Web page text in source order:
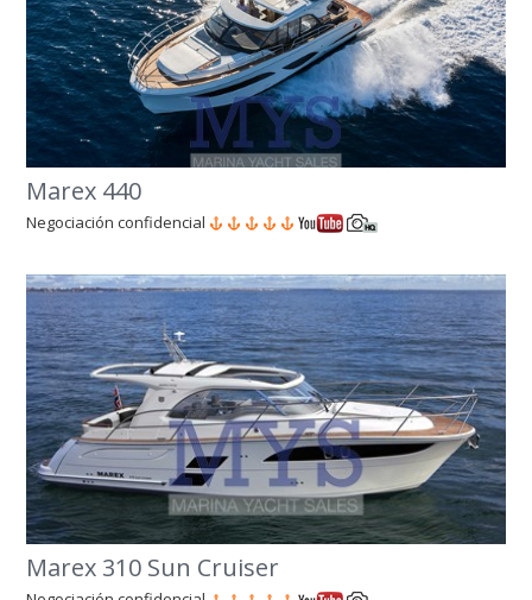
Marex 440
Negociación confidencial
Marex 310 Sun Cruiser